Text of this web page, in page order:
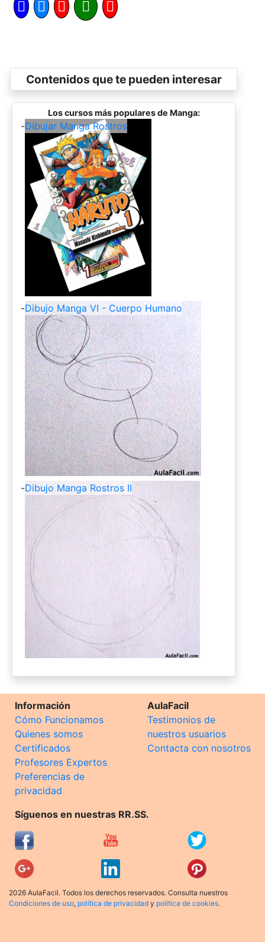
Contenidos que te pueden interesar
Los cursos más populares de Manga:
-Dibujar Manga Rostros
-Dibujo Manga VI - Cuerpo Humano
-Dibujo Manga Rostros II
Información
Cómo Funcionamos
Quienes somos
Certificados
Profesores Expertos
Preferencias de
privacidad
AulaFacil
Testimonios de
nuestros usuarios
Contacta con nosotros
Síguenos en nuestras RR.SS.
2026 AulaFacil. Todos los derechos reservados. Consulta nuestros
Condiciones de uso, política de privacidad y política de cookies.